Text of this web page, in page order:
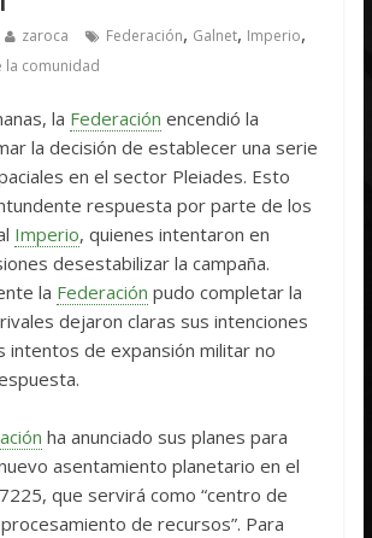
zaroca Federación, Galnet, Imperio,
la comunidad
la Federación encendió la
la decisión de establecer una serie
en el sector Pleiades. Esto
respuesta por parte de los
Imperio, quienes intentaron en
desestabilizar la campaña.
la Federación pudo completar la
dejaron claras sus intenciones
intentos de expansión militar no
ha anunciado sus planes para
asentamiento planetario en el
que servirá como “centro de
de recursos”. Para